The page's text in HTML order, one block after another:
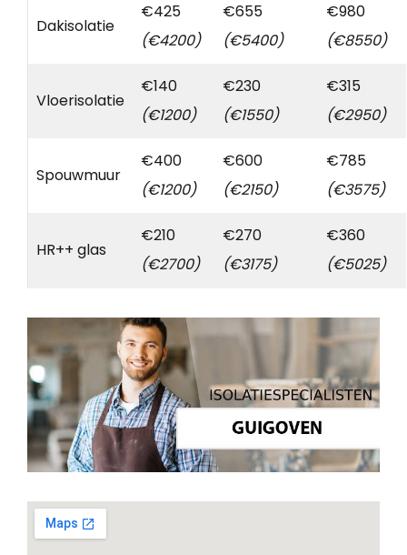
Dakisolatie
€425
(€4200)
€655
(€5400)
€980
(€8550)
Vloerisolatie
€140
(€1200)
€230
(€1550)
€315
(€2950)
Spouwmuur
€400
(€1200)
€600
(€2150)
€785
(€3575)
HR++ glas
€210
(€2700)
€270
(€3175)
€360
(€5025)